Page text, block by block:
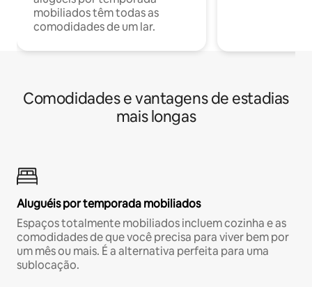
mobiliados têm todas as
comodidades de um lar.
Comodidades e vantagens de estadias
mais longas
Aluguéis por temporada mobiliados
Espaços totalmente mobiliados incluem cozinha e as
comodidades de que você precisa para viver bem por
um mês ou mais. É a alternativa perfeita para uma
sublocação.